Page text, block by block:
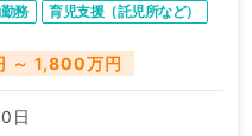
務 育児支援（託児所など）
～ 1,800万円
日